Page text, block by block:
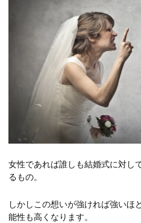
女性であれば誰しも結婚式に対し
るもの。
しかしこの想いが強ければ強いほ
能性も高くなります。